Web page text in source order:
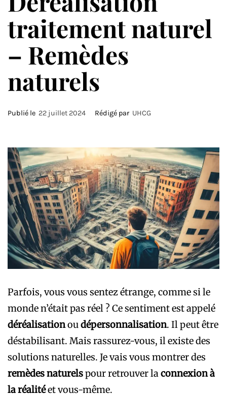
traitement naturel
– Remèdes
naturels
Publié le 22 juillet 2024 Rédigé par UHCG
Parfois, vous vous sentez étrange, comme si le
monde n’était pas réel ? Ce sentiment est appelé
déréalisationoudépersonnalisation. Il peut être
déstabilisant. Mais rassurez-vous, il existe des
solutions naturelles. Je vais vous montrer des
remèdes naturelspour retrouver laconnexion à
la réalitéet vous-même.